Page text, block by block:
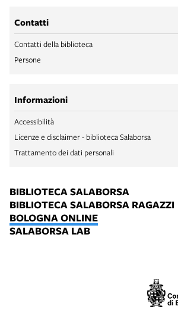
Contatti
Contatti della biblioteca
Persone
Informazioni
Accessibilità
Licenze e disclaimer - biblioteca Salaborsa
Trattamento dei dati personali
BIBLIOTECA SALABORSA
BIBLIOTECA SALABORSA RAGAZZI
BOLOGNA ONLINE
SALABORSA LAB